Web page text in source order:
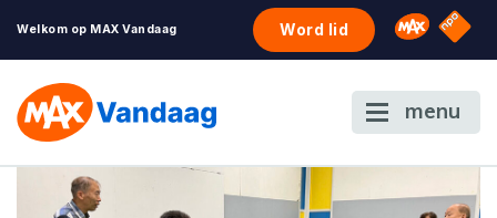
Welkom op MAX Vandaag Word lid Omroep
NPO
menu